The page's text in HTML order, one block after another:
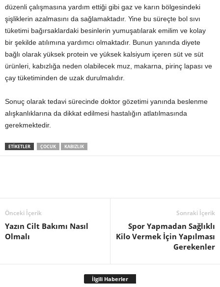
düzenli çalışmasına yardım ettiği gibi gaz ve karın bölgesindeki
şişliklerin azalmasını da sağlamaktadır. Yine bu süreçte bol sıvı
tüketimi bağırsaklardaki besinlerin yumuşatılarak emilim ve kolay
bir şekilde atılımına yardımcı olmaktadır. Bunun yanında diyete
bağlı olarak yüksek protein ve yüksek kalsiyum içeren süt ve süt
ürünleri, kabızlığa neden olabilecek muz, makarna, pirinç lapası ve
çay tüketiminden de uzak durulmalıdır.
Sonuç olarak tedavi sürecinde doktor gözetimi yanında beslenme
alışkanlıklarına da dikkat edilmesi hastalığın atlatılmasında
gerekmektedir.
ETIKETLER ÇOCUK KABIZLIK
Önceki İçerik
Yazın Cilt Bakımı Nasıl
Olmalı
Sonraki İçerik
Spor Yapmadan Sağlıklı
Kilo Vermek İçin Yapılması
Gerekenler
İlgili Haberler